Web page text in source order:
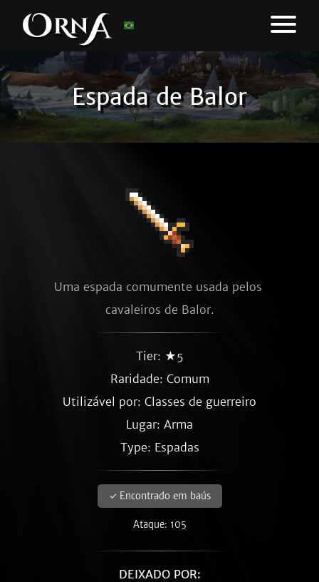
Espada de Balor
Uma espada comumente usada pelos
cavaleiros de Balor.
Tier: ★5
Raridade: Comum
Utilizável por: Classes de guerreiro
Lugar: Arma
Type: Espadas
✓ Encontrado em baús
Ataque: 105
DEIXADO POR: